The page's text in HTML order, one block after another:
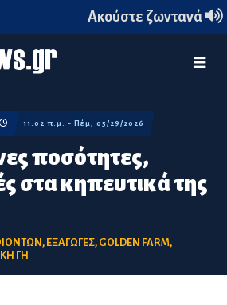
Ακούστε ζωντανά
ποσότητες,
στα κηπευτικά της
11:02 π.μ. - Πέμ, 05/29/2026
, ΕΞΑΓΩΓΕΣ, GOLDEN FARM,
ΓΗ